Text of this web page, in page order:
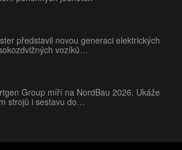
představil novou generaci elektrických
vozíků…
Group míří na NordBau 2026. Ukáže
strojů i sestavu do…